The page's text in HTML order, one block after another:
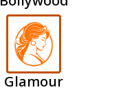
Glamour